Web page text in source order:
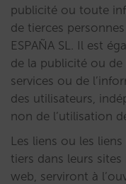
publicité ou toute
de tierces
ESPAÑA SL. Il est
de la publicité ou de
services ou de
des utilisateurs,
non de l’utilisation
Les liens ou les
tiers dans leurs
web, serviront à